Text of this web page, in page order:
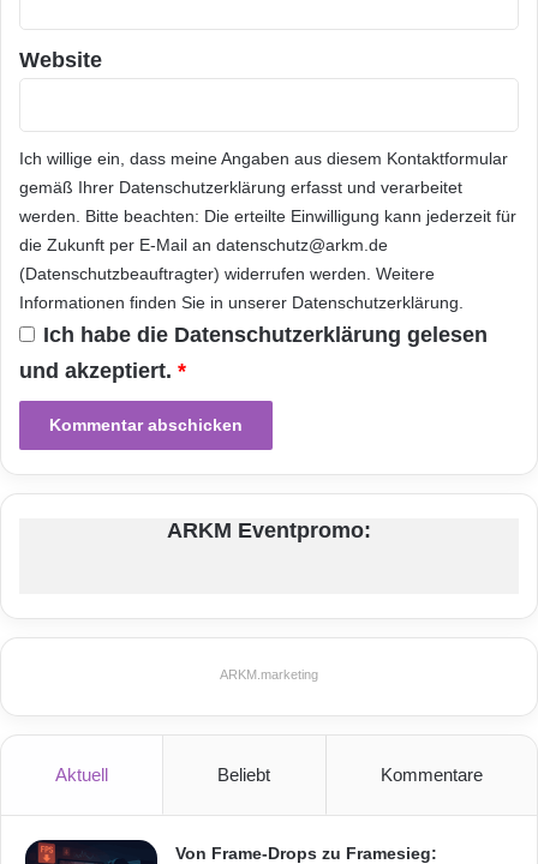
Taiwan und unterhält Vertriebsniederlassungen
und Forschungseinrichtungen auf dem
den USA, Japan, Südkorea, Dänemark,
England und Dubai. Weitere Informationen
finden Sie auf der Website von MediaTek unter
http://www.mediatek.com.
Orginal-Meldung:
Informationstechnik Internet ITK
Telekommunikation
n
c
.
Website
Ich willige ein, dass meine Angaben aus diesem Kontaktformular
gemäß Ihrer Datenschutzerklärung erfasst und verarbeitet
werden. Bitte beachten: Die erteilte Einwilligung kann jederzeit für
die Zukunft per E-Mail an datenschutz@arkm.de
(Datenschutzbeauftragter) widerrufen werden. Weitere
Informationen finden Sie in unserer Datenschutzerklärung
Ich habe die Datenschutzerklärung gelesen
und akzeptiert. *
ARKM Eventpromo:
ARKM.marketing
Aktuell Beliebt Kommentare
Von Frame-Drops zu Framesieg: